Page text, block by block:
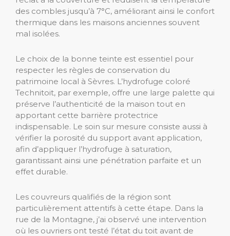
des combles jusqu’à 7°C, améliorant ainsi le confort
thermique dans les maisons anciennes souvent
mal isolées.
Le choix de la bonne teinte est essentiel pour
respecter les règles de conservation du
patrimoine local à Sèvres. L’hydrofuge coloré
Technitoit, par exemple, offre une large palette qui
préserve l’authenticité de la maison tout en
apportant cette barrière protectrice
indispensable. Le soin sur mesure consiste aussi à
vérifier la porosité du support avant application,
afin d’appliquer l’hydrofuge à saturation,
garantissant ainsi une pénétration parfaite et un
effet durable.
Les couvreurs qualifiés de la région sont
particulièrement attentifs à cette étape. Dans la
rue de la Montagne, j’ai observé une intervention
où les ouvriers ont testé l’état du toit avant de